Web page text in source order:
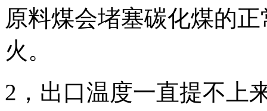
原料煤会堵塞碳化煤的
火。
2，出口温度一直提不上